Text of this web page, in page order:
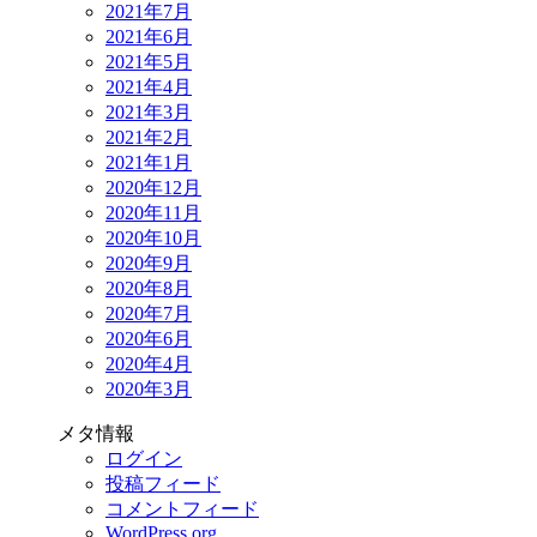
2021年7月
2021年6月
2021年5月
2021年4月
2021年3月
2021年2月
2021年1月
2020年12月
2020年11月
2020年10月
2020年9月
2020年8月
2020年7月
2020年6月
2020年4月
2020年3月
メタ情報
ログイン
投稿フィード
コメントフィード